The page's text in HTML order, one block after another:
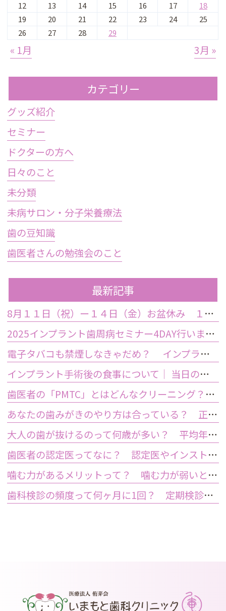
12 13 14 15 16 17
18
19
20 21 22 23 24
25
26
27 28 29
« 1月 3月 »
カテゴリー
グッズ紹介
セミナー
ドクターの方へ
日々のこと
未分類
未病サロン・分子栄養療法
歯の豆知識
歯医者さんの勉強会のこと
最新記事
8月１１日（祝）ー１４日（金）お盆休み １５日土曜日から診療しております
2025インプラント歯周病セミナー4DAY行いました
電子タバコも禁煙しなきゃだめ？ インプラント手術前後の喫煙が及ぼす影響とは？
インプラント手術後の食事について｜ 当日の注意点・いつから普通の食事ができる？
歯医者の「PMTC」とはどんなクリーニング？スケーリングとは何が違うの？
あなたの歯みがきのやり方は合っている？ 正しい歯みがき方法と間違った方法
大人の歯が抜けるのって何歳が多い？ 平均年齢と原因について
歯医者の認定医ってなに？ 認定医やインストラクターの資格を持つ歯医者のメリット
噛む力があるメリットって？ 噛む力が弱いとどうなるの？
歯科検診の頻度って何ヶ月に1回？ 定期検診って何するの？